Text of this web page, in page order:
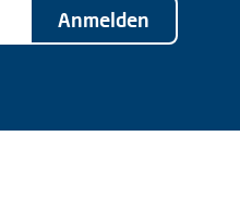
Anmelden